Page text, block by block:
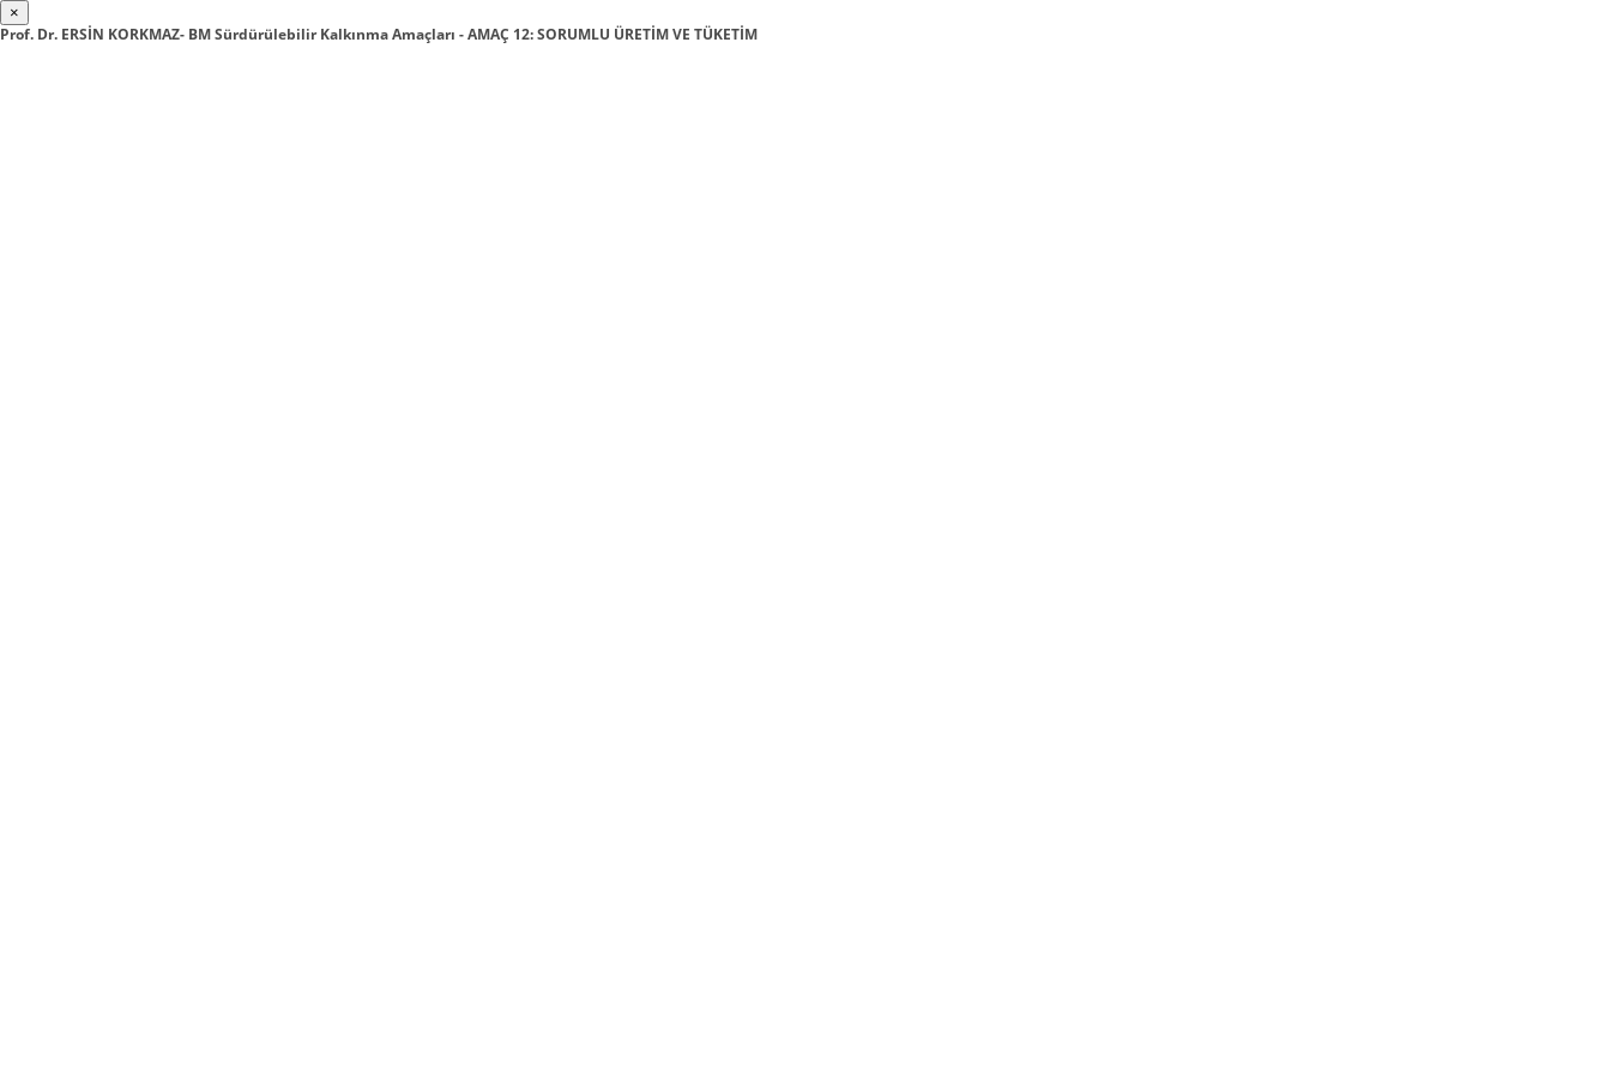
×
Prof. Dr. ERSİN KORKMAZ- BM Sürdürülebilir Kalkınma Amaçları - AMAÇ 12: SORUMLU ÜRETİM VE TÜKETİM